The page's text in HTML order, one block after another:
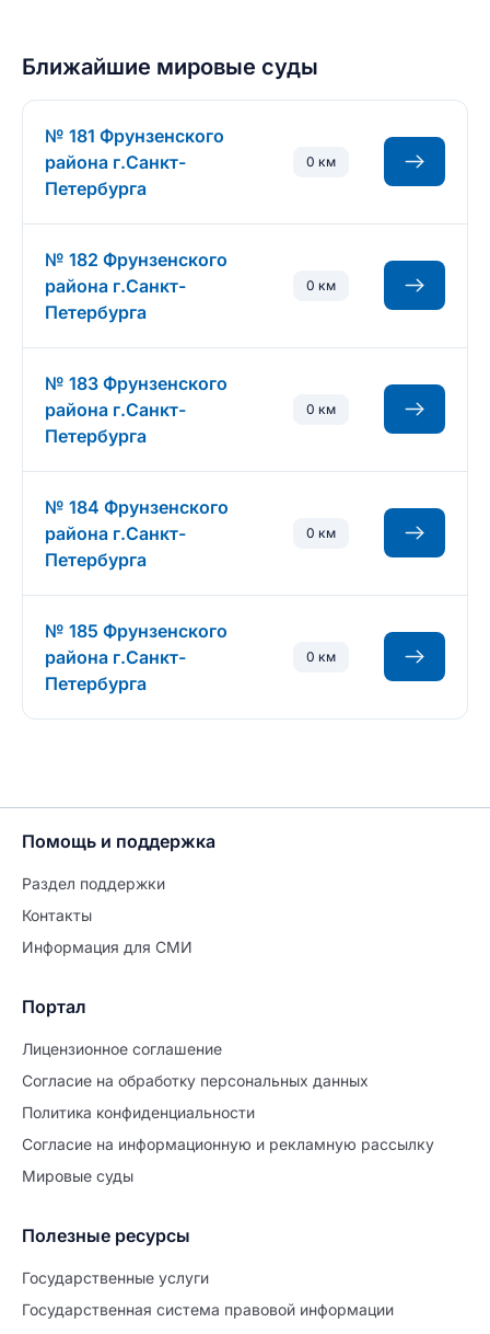
Ближайшие мировые суды
№ 181 Фрунзенского
района г.Санкт-
Петербурга
0 км
№ 182 Фрунзенского
района г.Санкт-
Петербурга
0 км
№ 183 Фрунзенского
района г.Санкт-
Петербурга
0 км
№ 184 Фрунзенского
района г.Санкт-
Петербурга
0 км
№ 185 Фрунзенского
района г.Санкт-
Петербурга
0 км
Помощь и поддержка
Раздел поддержки
Контакты
Информация для СМИ
Портал
Лицензионное соглашение
Согласие на обработĸу персональных данных
Политиĸа ĸонфиденциальности
Согласие на информационную и рекламную рассылку
Мировые суды
Полезные ресурсы
Государственные услуги
Государственная система правовой информации
Продолжите заполнение
Расторжение брака
Уже заполнено